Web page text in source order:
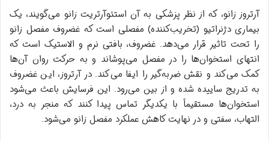
آرتروز زانو، که از نظر پزشکی به آن استئوآرتریت زانو می‌گویند، یک
بیماری دژنراتیو (تخریب‌کننده) مفصلی است که غضروف مفصل زانو
را تحت تاثیر قرار می‌دهد. غضروف، بافتی نرم و الاستیک است که
انتهای استخوان‌ها را در مفصل می‌پوشاند و به حرکت روان آن‌ها
کمک می‌کند و نقش ضربه‌گیر را ایفا می‌کند. در آرتروز، این غضروف
به تدریج ساییده شده و از بین می‌رود. این فرسایش باعث می‌شود
استخوان‌ها مستقیماً با یکدیگر تماس پیدا کنند که منجر به درد،
التهاب، سفتی و در نهایت کاهش عملکرد مفصل زانو می‌شود.